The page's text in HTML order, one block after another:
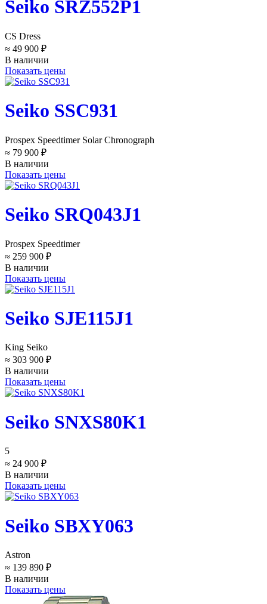
Seiko SRZ552P1
CS Dress
≈ 49 900 ₽
В наличии
Показать цены
Seiko SSC931
Prospex Speedtimer Solar Chronograph
≈ 79 900 ₽
В наличии
Показать цены
Seiko SRQ043J1
Prospex Speedtimer
≈ 259 900 ₽
В наличии
Показать цены
Seiko SJE115J1
King Seiko
≈ 303 900 ₽
В наличии
Показать цены
Seiko SNXS80K1
5
≈ 24 900 ₽
В наличии
Показать цены
Seiko SBXY063
Astron
≈ 139 890 ₽
В наличии
Показать цены